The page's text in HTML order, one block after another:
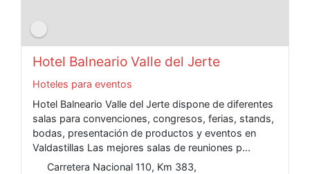
Hotel Balneario Valle del Jerte
Hoteles para eventos
Hotel Balneario Valle del Jerte dispone de diferentes
salas para convenciones, congresos, ferias, stands,
bodas, presentación de productos y eventos en
Valdastillas Las mejores salas de reuniones p...
Carretera Nacional 110, Km 383,